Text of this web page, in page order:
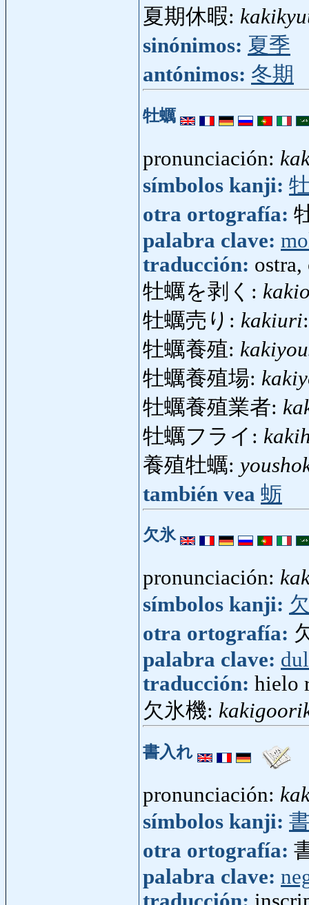
夏期休暇:
sinónimos: 夏季
antónimos: 冬期
牡蠣
pronunciación:
símbolos kanji:
otra ortografía:
palabra clave:
traducción:
牡蠣を剥く:
牡蠣売り: kakiuri
牡蠣養殖:
牡蠣養殖場:
牡蠣養殖業者:
牡蠣フライ:
養殖牡蠣:
también vea 蛎
欠氷
pronunciación:
símbolos kanji:
otra ortografía:
palabra clave:
traducción: hielo
欠氷機:
書入れ
pronunciación:
símbolos kanji:
otra ortografía:
palabra clave: